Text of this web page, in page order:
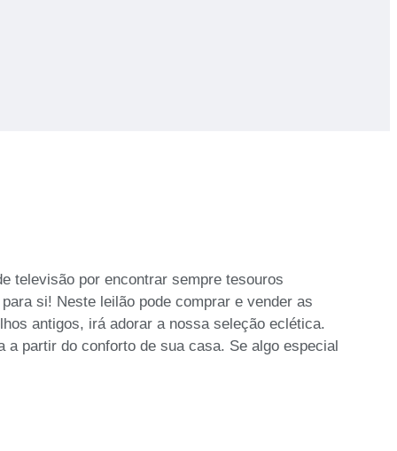
televisão por encontrar sempre tesouros
si! Neste leilão pode comprar e vender as
antigos, irá adorar a nossa seleção eclética.
partir do conforto de sua casa. Se algo especial